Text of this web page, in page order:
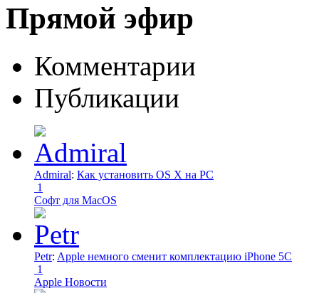
Прямой эфир
Комментарии
Публикации
Admiral: Как установить OS X на PC
1
Софт для MacOS
Petr: Apple немного сменит комплектацию iPhone 5C
1
Apple Новости